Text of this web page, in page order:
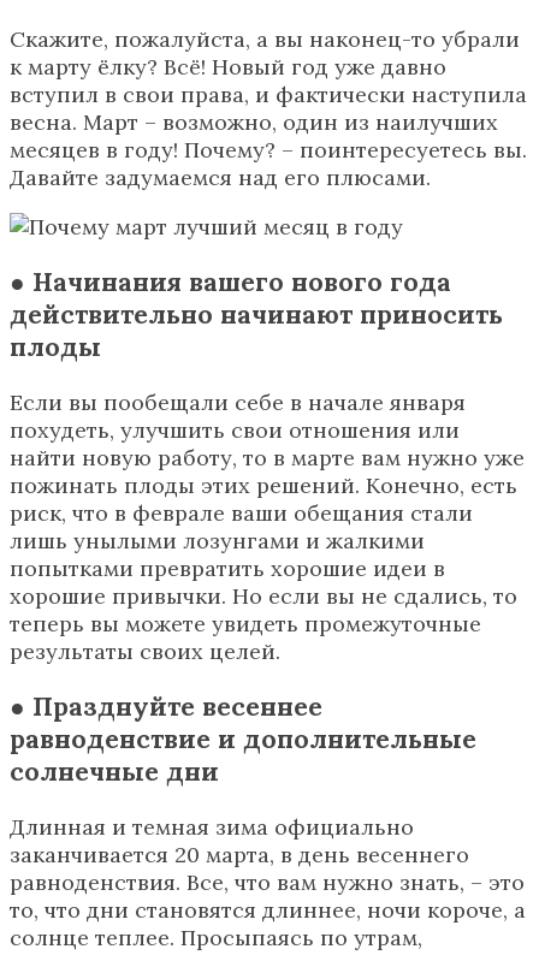
Скажите, пожалуйста, а вы наконец-то убрали
к марту ёлку? Всё! Новый год уже давно
вступил в свои права, и фактически наступила
весна. Март – возможно, один из наилучших
месяцев в году! Почему? – поинтересуетесь вы.
Давайте задумаемся над его плюсами.
● Начинания вашего нового года
действительно начинают приносить
плоды
Если вы пообещали себе в начале января
похудеть, улучшить свои отношения или
найти новую работу, то в марте вам нужно уже
пожинать плоды этих решений. Конечно, есть
риск, что в феврале ваши обещания стали
лишь унылыми лозунгами и жалкими
попытками превратить хорошие идеи в
хорошие привычки. Но если вы не сдались, то
теперь вы можете увидеть промежуточные
результаты своих целей.
● Празднуйте весеннее
равноденствие и дополнительные
солнечные дни
Длинная и темная зима официально
заканчивается 20 марта, в день весеннего
равноденствия. Все, что вам нужно знать, – это
то, что дни становятся длиннее, ночи короче, а
солнце теплее. Просыпаясь по утрам,